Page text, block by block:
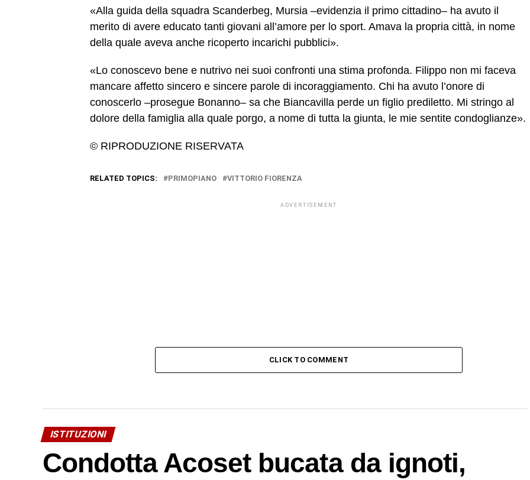
«Alla guida della squadra Scanderbeg, Mursia –evidenzia il primo cittadino– ha avuto il
merito di avere educato tanti giovani all’amore per lo sport. Amava la propria città, in nome
della quale aveva anche ricoperto incarichi pubblici».
«Lo conoscevo bene e nutrivo nei suoi confronti una stima profonda. Filippo non mi faceva
mancare affetto sincero e sincere parole di incoraggiamento. Chi ha avuto l’onore di
conoscerlo –prosegue Bonanno– sa che Biancavilla perde un figlio prediletto. Mi stringo al
dolore della famiglia alla quale porgo, a nome di tutta la giunta, le mie sentite condoglianze».
© RIPRODUZIONE RISERVATA
RELATED TOPICS: PRIMOPIANO VITTORIO FIORENZA
ADVERTISEMENT
CLICK TO COMMENT
ISTITUZIONI
Condotta Acoset bucata da ignoti,